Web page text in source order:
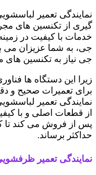
نمایندگی تعمیر
گیری از تکنسین های
خدمات با کیفیت در
جی، به شما عزیزان می
جی نیاز به تکنسین های
زیرا این دستگاه ها
برای تعمیرات صحیح و
نمایندگی تعمیر
از قطعات اصلی و با
پس از فروش می کند تا
حداکثر برساند.
نمایندگی تعمیر